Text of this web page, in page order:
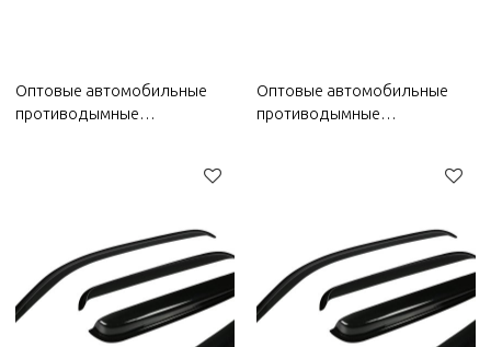
Оптовые автомобильные
противодымные
ультрафиолетовому
излучению | Автозапчасти
для Bestune
Оптовые автомобильные
противодымные
излучению | Автозапчасти
для кузова Wuling